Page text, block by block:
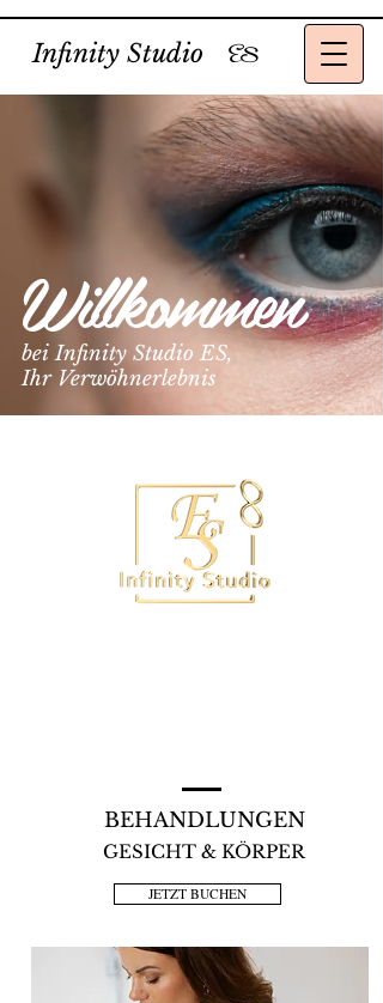
Infinity Studio ES
Willkommen
bei Infinity Studio ES,
Ihr Verwöhnerlebnis
BEHANDLUNGEN
GESICHT & KÖRPER
JETZT BUCHEN